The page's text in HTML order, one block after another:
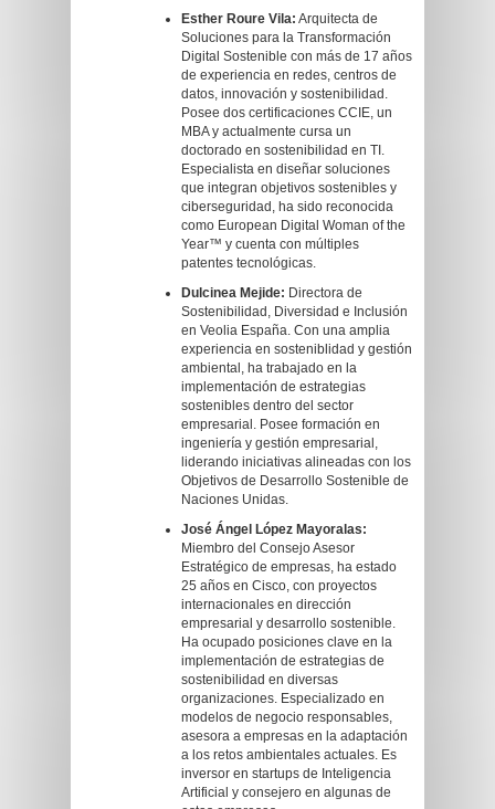
Esther Roure Vila: Arquitecta de
Soluciones para la Transformación
Digital Sostenible con más de 17 años
de experiencia en redes, centros de
datos, innovación y sostenibilidad.
Posee dos certificaciones CCIE, un
MBA y actualmente cursa un
doctorado en sostenibilidad en TI.
Especialista en diseñar soluciones
que integran objetivos sostenibles y
ciberseguridad, ha sido reconocida
como European Digital Woman of the
Year™ y cuenta con múltiples
patentes tecnológicas.
Dulcinea Mejide: Directora de
Sostenibilidad, Diversidad e Inclusión
en Veolia España. Con una amplia
experiencia en sosteniblidad y gestión
ambiental, ha trabajado en la
implementación de estrategias
sostenibles dentro del sector
empresarial. Posee formación en
ingeniería y gestión empresarial,
liderando iniciativas alineadas con los
Objetivos de Desarrollo Sostenible de
Naciones Unidas.
José Ángel López Mayoralas:
Miembro del Consejo Asesor
Estratégico de empresas, ha estado
25 años en Cisco, con proyectos
internacionales en dirección
empresarial y desarrollo sostenible.
Ha ocupado posiciones clave en la
implementación de estrategias de
sostenibilidad en diversas
organizaciones. Especializado en
modelos de negocio responsables,
asesora a empresas en la adaptación
a los retos ambientales actuales. Es
inversor en startups de Inteligencia
Artificial y consejero en algunas de